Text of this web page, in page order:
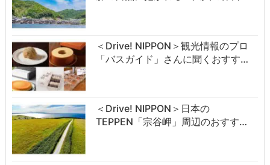
＜Drive! NIPPON＞観光情報のプロ
「バスガイド」さんに聞くおすす…
＜Drive! NIPPON＞日本の
TEPPEN「宗谷岬」周辺のおすす…